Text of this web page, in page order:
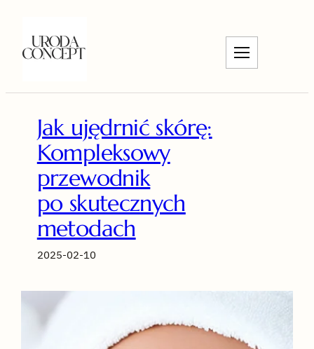
treści
Jak ujędrnić skórę:
Kompleksowy
przewodnik
po skutecznych
metodach
2025-02-10